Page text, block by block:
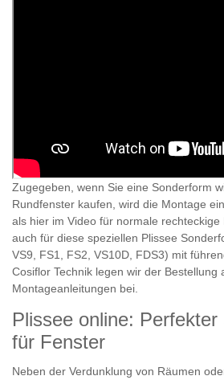
Zugegeben, wenn Sie eine Sonderform
Rundfenster kaufen, wird die Montage
als hier im Video für normale
auch für diese speziellen Plissee
VS9, FS1, FS2, VS10D, FDS3) mit
Cosiflor Technik legen wir der Bestellung
Montageanleitungen bei.
Plissee online:
für Fenster
Neben der Verdunklung von Räumen